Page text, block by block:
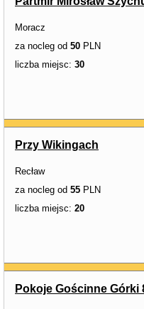
Moracz
za nocleg od 50 PLN
liczba miejsc: 30
Przy Wikingach
Recław
za nocleg od 55 PLN
liczba miejsc: 20
Pokoje Gościnne Górki